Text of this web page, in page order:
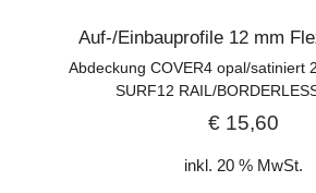
Auf-/Einbauprofile 12 mm
Abdeckung COVER4 opal/satiniert
SURF12 RAIL/
€ 15,60
inkl. 20 % MwSt.